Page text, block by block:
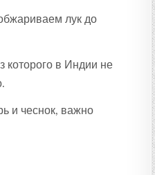
лук до
которого в Индии не
и чеснок, важно